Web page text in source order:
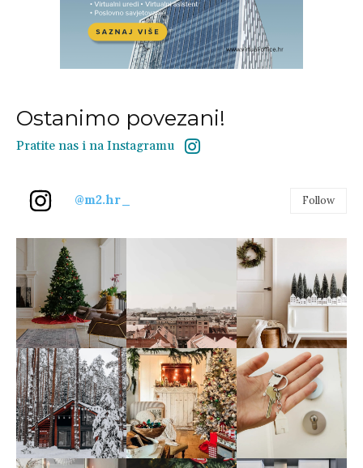
Ostanimo povezani!
Pratite nas i na Instagramu
@m2.hr_ Follow